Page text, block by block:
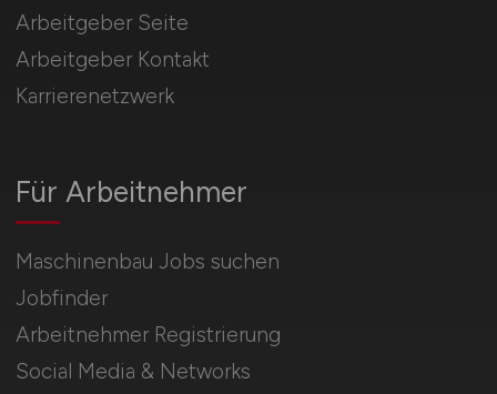
Für Arbeitnehmer
Maschinenbau Jobs suchen
Jobfinder
Arbeitnehmer Registrierung
Social Media & Networks
Arbeitgeber Seite
Arbeitgeber Kontakt
Karrierenetzwerk